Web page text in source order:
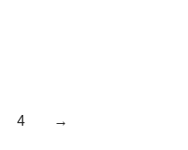
4 →